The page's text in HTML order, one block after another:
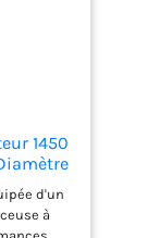
1450
d'un
à